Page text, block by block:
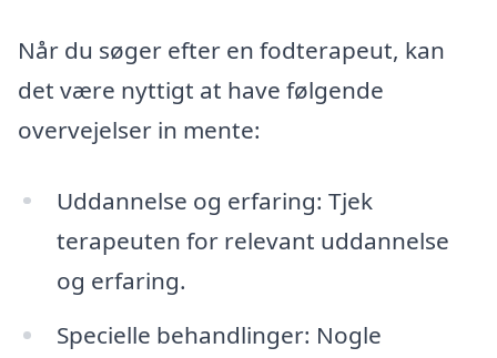
Når du søger efter en fodterapeut, kan
det være nyttigt at have følgende
overvejelser in mente:
Uddannelse og erfaring: Tjek
terapeuten for relevant uddannelse
og erfaring.
Specielle behandlinger: Nogle